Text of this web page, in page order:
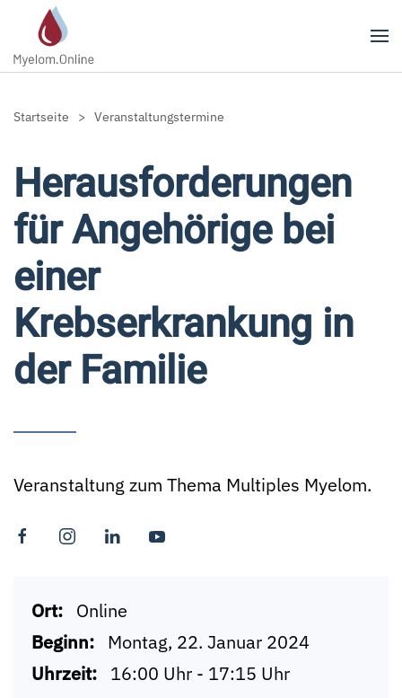
Zum Hauptinhalt springen
Startseite Veranstaltungstermine
Herausforderungen
für Angehörige bei
einer
Krebserkrankung in
der Familie
Veranstaltung zum Thema Multiples Myelom.
Ort: Online
Beginn: Montag, 22. Januar 2024
Uhrzeit: 16:00 Uhr - 17:15 Uhr